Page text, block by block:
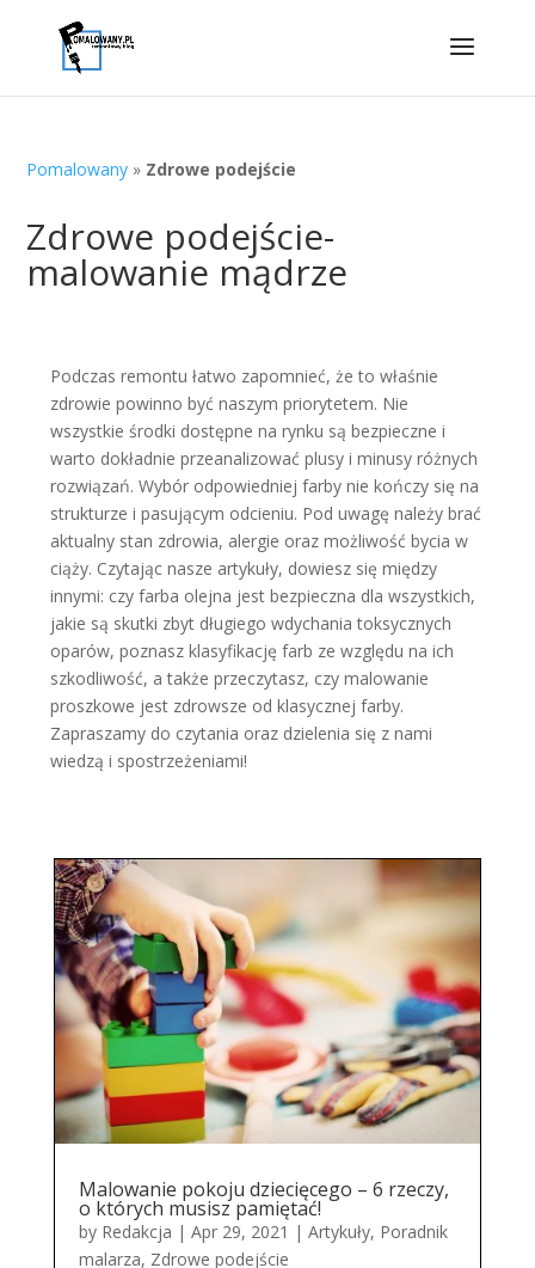
Pomalowany » Zdrowe podejście
Zdrowe podejście-
malowanie mądrze
Podczas remontu łatwo zapomnieć, że to właśnie
zdrowie powinno być naszym priorytetem. Nie
wszystkie środki dostępne na rynku są bezpieczne i
warto dokładnie przeanalizować plusy i minusy różnych
rozwiązań. Wybór odpowiedniej farby nie kończy się na
strukturze i pasującym odcieniu. Pod uwagę należy brać
aktualny stan zdrowia, alergie oraz możliwość bycia w
ciąży. Czytając nasze artykuły, dowiesz się między
innymi: czy farba olejna jest bezpieczna dla wszystkich,
jakie są skutki zbyt długiego wdychania toksycznych
oparów, poznasz klasyfikację farb ze względu na ich
szkodliwość, a także przeczytasz, czy malowanie
proszkowe jest zdrowsze od klasycznej farby.
Zapraszamy do czytania oraz dzielenia się z nami
wiedzą i spostrzeżeniami!
Malowanie pokoju dziecięcego – 6 rzeczy,
o których musisz pamiętać!
by Redakcja | Apr 29, 2021 | Artykuły, Poradnik
malarza, Zdrowe podejście